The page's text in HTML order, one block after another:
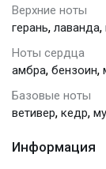
Верхние ноты
герань, лаванда,
Ноты сердца
амбра, бензоин,
Базовые ноты
ветивер, кедр,
Информация